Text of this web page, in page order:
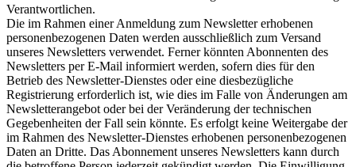
Verantwortlichen.
Die im Rahmen einer Anmeldung zum Newsletter erhobenen
personenbezogenen Daten werden ausschließlich zum Versand
unseres Newsletters verwendet. Ferner könnten Abonnenten des
Newsletters per E-Mail informiert werden, sofern dies für den
Betrieb des Newsletter-Dienstes oder eine diesbezügliche
Registrierung erforderlich ist, wie dies im Falle von Änderungen am
Newsletterangebot oder bei der Veränderung der technischen
Gegebenheiten der Fall sein könnte. Es erfolgt keine Weitergabe der
im Rahmen des Newsletter-Dienstes erhobenen personenbezogenen
Daten an Dritte. Das Abonnement unseres Newsletters kann durch